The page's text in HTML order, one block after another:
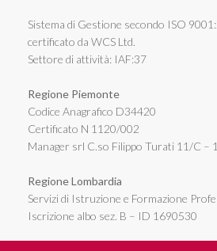
Sistema di Gestione secondo ISO
certificato da WCS Ltd.
Settore di attività: IAF:37
Regione Piemonte
Codice Anagrafico D34420
Certificato N 1120/002
Manager srl C.so Filippo Turati 11/C –
Regione Lombardia
Servizi di Istruzione e Formazione
Iscrizione albo sez. B – ID 1690530